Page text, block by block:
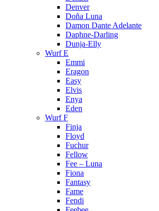
Denver
Doña Luna
Damon Dante Adelante
Daphne-Darling
Dunja-Elly
Wurf E
Emmi
Eragon
Easy
Elvis
Enya
Eden
Wurf F
Finja
Floyd
Fuchur
Fellow
Fee – Luna
Fiona
Fantasy
Fame
Fendi